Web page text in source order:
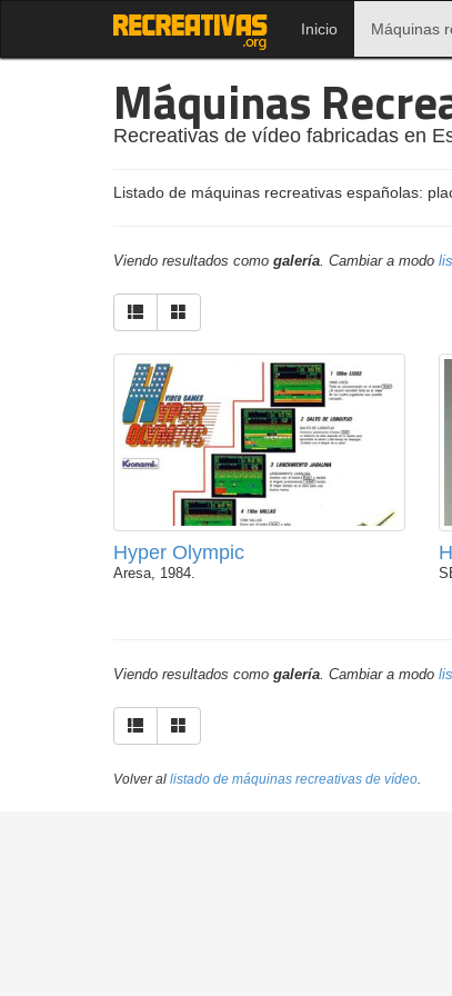
Inicio Máquinas
Máquinas
Recreativas de vídeo fabricadas en
Listado de máquinas recreativas españolas:
Viendo resultados como galería. Cambiar a modo
Hyper Olympic
Aresa, 1984.
Viendo resultados como galería. Cambiar a modo
Volver al listado de máquinas recreativas de vídeo.